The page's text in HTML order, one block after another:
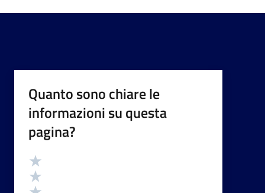
Quanto sono chiare le
informazioni su questa
pagina?
Valutazione